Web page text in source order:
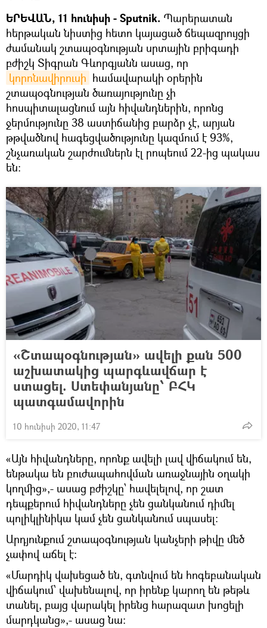
ԵՐԵՎԱՆ, 11 հունիսի - Sputnik. Պարերատան
հերթական նիստից հետո կայացած ճեպազրույցի
ժամանակ շտապօգնության սրտային բրիգադի
բժիշկ Տիգրան Գևորգյանն ասաց, որ
կորոնավիրուսի համավարակի օրերին
շտապօգնության ծառայությունը չի
հոսպիտալացնում այն հիվանդներին, որոնց
ջերմությունը 38 աստիճանից բարձր չէ, արյան
թթվածնով հագեցվածությունը կազմում է 93%,
շնչառական շարժումներն էլ րոպեում 22-ից պակաս
են:
«Շտապօգնության» ավելի քան 500
աշխատակից պարգևավճար է
ստացել. Ստեփանյանը՝ ԲՀԿ
պատգամավորին
10 հունիսի 2020, 11:47
«Այն հիվանդները, որոնք ավելի լավ վիճակում են,
ենթակա են բուժապահովման առաջնային օղակի
կողմից»,- ասաց բժիշկը՝ հավելելով, որ շատ
դեպքերում հիվանդները չեն ցանկանում դիմել
պոլիկլինիկա կամ չեն ցանկանում սպասել:
Արդյունքում շտապօգնության կանչերի թիվը մեծ
չափով աճել է:
«Մարդիկ վախեցած են, գտնվում են հոգեբանական
վիճակում՝ վախենալով, որ իրենք կարող են թեթև
տանել, բայց վարակել իրենց հարազատ խոցելի
մարդկանց»,- ասաց նա: